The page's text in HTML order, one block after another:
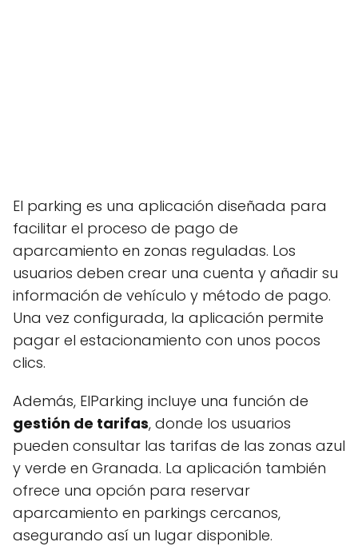
El parking es una aplicación diseñada para
facilitar el proceso de pago de
aparcamiento en zonas reguladas. Los
usuarios deben crear una cuenta y añadir su
información de vehículo y método de pago.
Una vez configurada, la aplicación permite
pagar el estacionamiento con unos pocos
clics.
Además, ElParking incluye una función de
gestión de tarifas, donde los usuarios
pueden consultar las tarifas de las zonas azul
y verde en Granada. La aplicación también
ofrece una opción para reservar
aparcamiento en parkings cercanos,
asegurando así un lugar disponible.